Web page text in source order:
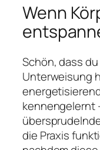
Wenn
Schön, dass
Unterweisung
kennengelernt
die Praxis